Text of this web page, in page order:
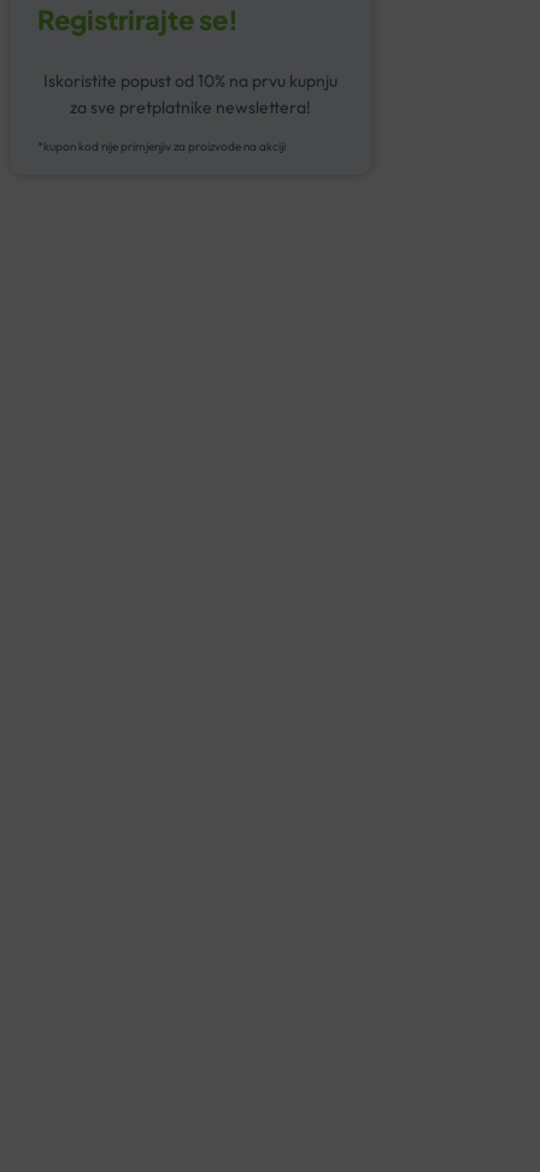
Registrirajte se!
Iskoristite popust od 10% na prvu kupnju
za sve pretplatnike newslettera!
*kupon kod nije primjenjiv za proizvode na akciji